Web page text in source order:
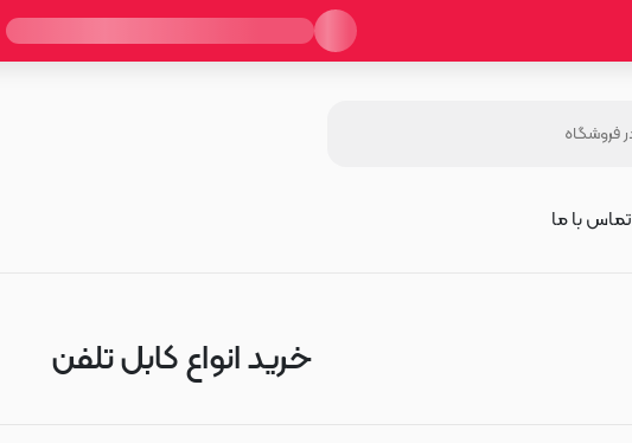
تماس با ما
خرید انواع کابل تلفن